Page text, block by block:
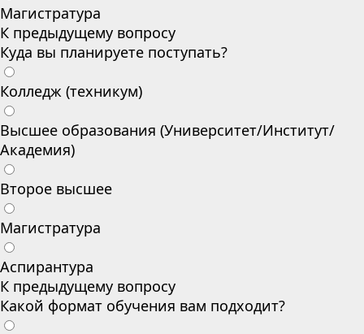
Магистратура
К предыдущему вопросу
Куда вы планируете поступать?
Колледж (техникум)
Высшее образования (Университет/Институт/
Академия)
Второе высшее
Магистратура
Аспирантура
К предыдущему вопросу
Какой формат обучения вам подходит?